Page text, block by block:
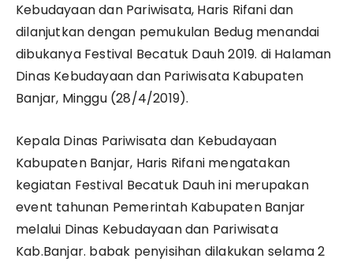
Kebudayaan dan Pariwisata, Haris Rifani dan
dilanjutkan dengan pemukulan Bedug menandai
dibukanya Festival Becatuk Dauh 2019. di Halaman
Dinas Kebudayaan dan Pariwisata Kabupaten
Banjar, Minggu (28/4/2019).
Kepala Dinas Pariwisata dan Kebudayaan
Kabupaten Banjar, Haris Rifani mengatakan
kegiatan Festival Becatuk Dauh ini merupakan
event tahunan Pemerintah Kabupaten Banjar
melalui Dinas Kebudayaan dan Pariwisata
Kab.Banjar. babak penyisihan dilakukan selama 2